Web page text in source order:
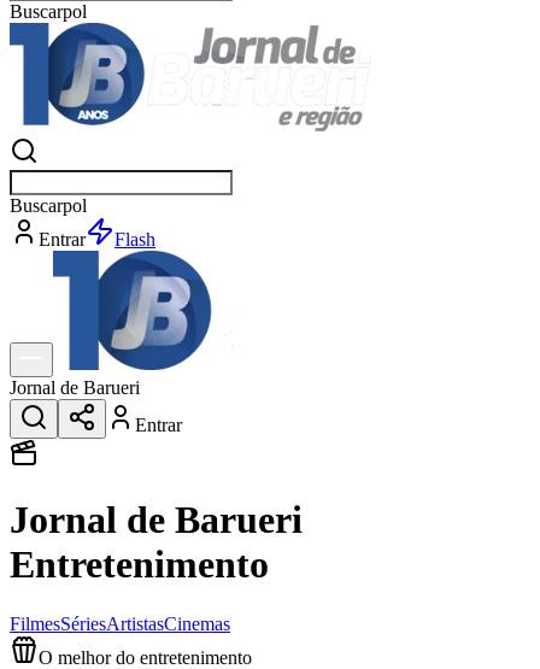
Buscarnotícia
Buscarnotícia
Entrar
Explorar
Jornal de Barueri
Entrar
Jornal de Barueri
Entretenimento
FilmesSériesArtistasCinemas
O melhor do entretenimento